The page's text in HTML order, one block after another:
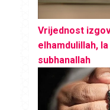
Vrijednost
elhamdulillah,
subhanallah